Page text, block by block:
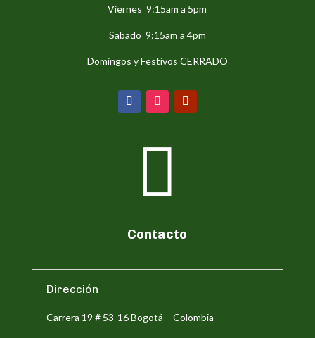
Viernes 9:15am a 5pm
Sabado 9:15am a 4pm
Domingos y Festivos CERRADO

Contacto
Dirección
Carrera 19 # 53-16 Bogotá – Colombia